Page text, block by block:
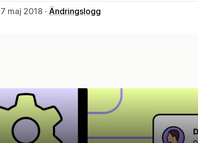
7 maj 2018 · Ändringslogg